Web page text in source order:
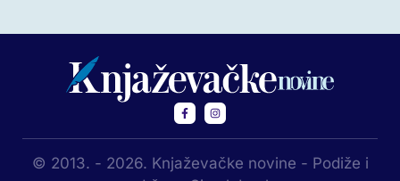
© 2013. - 2026. Knjaževačke novine - Podiže i